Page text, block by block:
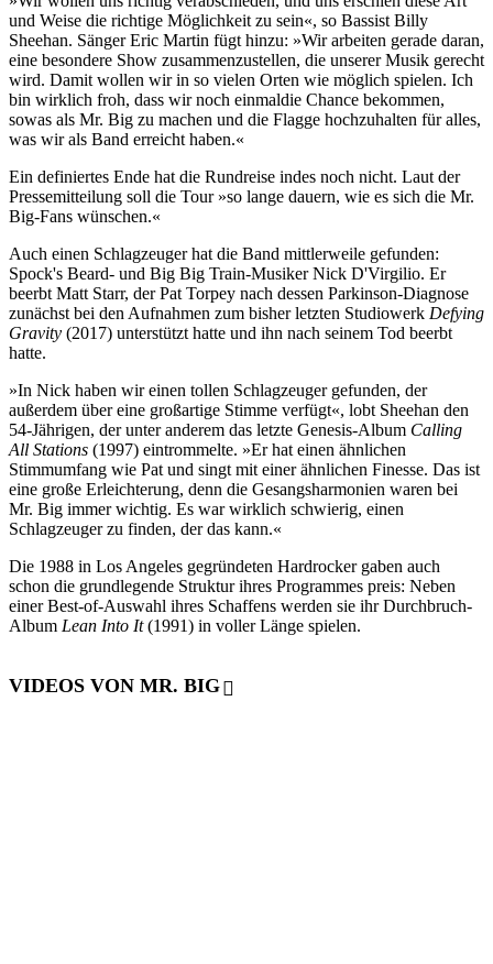
und Weise die richtige Möglichkeit zu sein«, so Bassist Billy
Sheehan. Sänger Eric Martin fügt hinzu: »Wir arbeiten gerade daran,
eine besondere Show zusammenzustellen, die unserer Musik gerecht
wird. Damit wollen wir in so vielen Orten wie möglich spielen. Ich
bin wirklich froh, dass wir noch einmaldie Chance bekommen,
sowas als Mr. Big zu machen und die Flagge hochzuhalten für alles,
was wir als Band erreicht haben.«
Ein definiertes Ende hat die Rundreise indes noch nicht. Laut der
Pressemitteilung soll die Tour »so lange dauern, wie es sich die Mr.
Big-Fans wünschen.«
Auch einen Schlagzeuger hat die Band mittlerweile gefunden:
Spock's Beard- und Big Big Train-Musiker Nick D'Virgilio. Er
beerbt Matt Starr, der Pat Torpey nach dessen Parkinson-Diagnose
zunächst bei den Aufnahmen zum bisher letzten Studiowerk Defying
Gravity (2017) unterstützt hatte und ihn nach seinem Tod beerbt
hatte.
»In Nick haben wir einen tollen Schlagzeuger gefunden, der
außerdem über eine großartige Stimme verfügt«, lobt Sheehan den
54-Jährigen, der unter anderem das letzte Genesis-Album Calling
All Stations (1997) eintrommelte. »Er hat einen ähnlichen
Stimmumfang wie Pat und singt mit einer ähnlichen Finesse. Das ist
eine große Erleichterung, denn die Gesangsharmonien waren bei
Mr. Big immer wichtig. Es war wirklich schwierig, einen
Schlagzeuger zu finden, der das kann.«
Die 1988 in Los Angeles gegründeten Hardrocker gaben auch
schon die grundlegende Struktur ihres Programmes preis: Neben
einer Best-of-Auswahl ihres Schaffens werden sie ihr Durchbruch-
Album Lean Into It(1991) in voller Länge spielen.
VIDEOS VON MR. BIG